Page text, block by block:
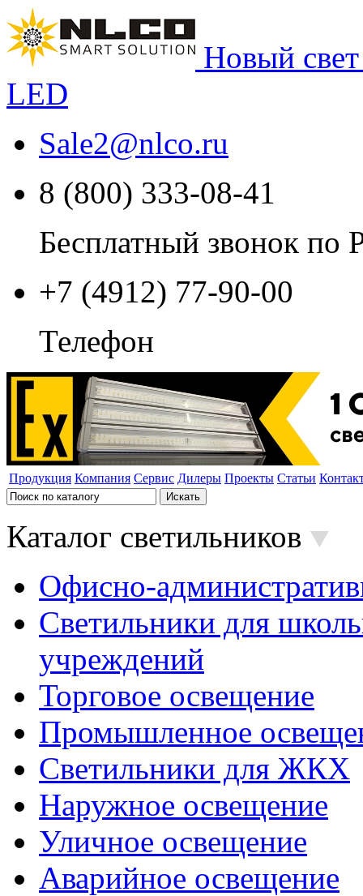
Новый
LED
Sale2@nlco.ru
8 (800) 333-08-41
Бесплатный звонок по
+7 (4912) 77-90-00
Телефон
Продукция Компания Сервис Дилеры Проекты Статьи
Каталог светильников
Офисно-
Светильники для
учреждений
Торговое освещение
Промышленное
Светильники для ЖКХ
Наружное освещение
Уличное освещение
Аварийное освещение